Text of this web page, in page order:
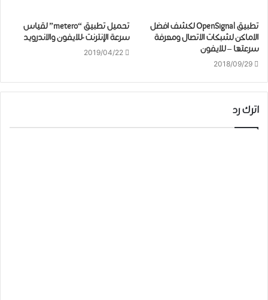
تطبيق OpenSignal لكشف افضل
الاماكن لشبكات الاتصال ومعرفة
سرعتها – للايفون
2018/09/29
تحميل تطبيق “metero” لقياس
سرعة الإنترنت -للايفون والاندرويد
2019/04/22
اترك رد